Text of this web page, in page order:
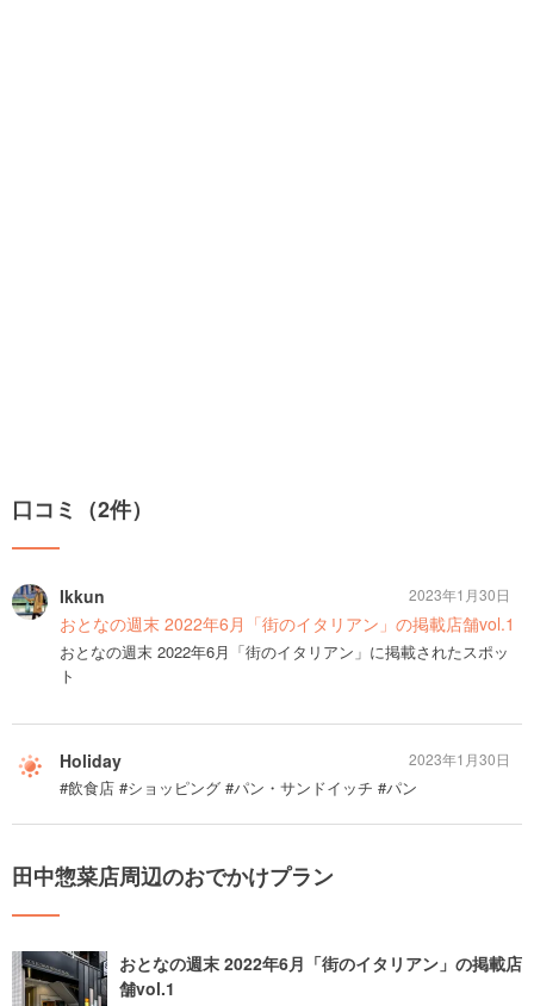
口コミ（2件）
Ikkun
おとなの週末 2022年6月「街のイタリアン」の掲載店舗vol.1
おとなの週末 2022年6月「街のイタリアン」に掲載されたスポッ
ト
2023年1月30日
Holiday
#飲食店 #ショッピング #パン・サンドイッチ #パン
2023年1月30日
田中惣菜店周辺のおでかけプラン
おとなの週末 2022年6月「街のイタリアン」の掲載店
舗vol.1